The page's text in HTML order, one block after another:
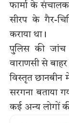
फार्मा के
सीरप के गैर-
कराया था।
पुलिस की जांच
वाराणसी से
विस्तृत
सरगना बताया
कई अन्य लोगों